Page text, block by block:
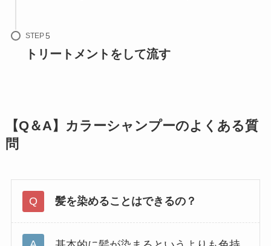
STEP
トリートメントをして流す
【Q＆A】カラーシャンプーのよくある質
問
髪を染めることはできるの？